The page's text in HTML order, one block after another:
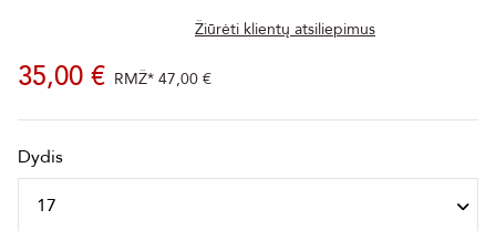
Žiūrėti klientų atsiliepimus
35,00 € RMŽ* 47,00 €
Dydis